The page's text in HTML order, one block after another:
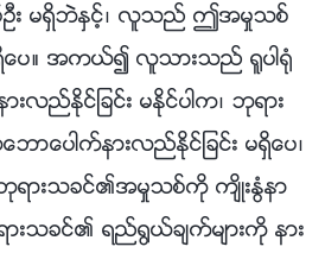
ဦး မရွိဘဲႏွင့္၊ လူသည္ ဤအမႈသစ္
ေပ။ အကယ္၍ လူသားသည္ ႐ူပါ႐ုံ
လည္ႏိုင္ျခင္း မႏိုင္ပါက၊ ဘုရား
ေပါက္နားလည္ႏိုင္ျခင္း မရွိေပ၊
ားသခင္၏အမႈသစ္ကို က်ိဳးႏြံနာ
ရားသခင္၏ ရည္႐ြယ္ခ်က္မ်ားကို နား